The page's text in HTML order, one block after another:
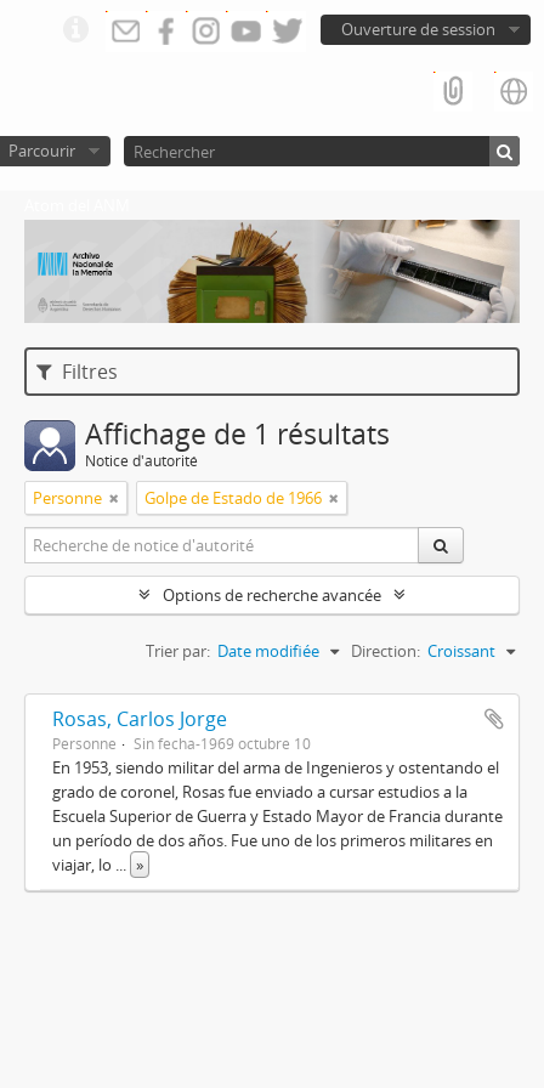
Ouverture de session
Parcourir
Filtres
Affichage de 1 résultats
Notice d'autorité
Personne Golpe de Estado de 1966
Options de recherche avancée
Trier par: Date modifiée Direction: Croissant
Rosas, Carlos Jorge
Personne Sin fecha-1969 octubre 10
En 1953, siendo militar del arma de Ingenieros y ostentando el
grado de coronel, Rosas fue enviado a cursar estudios a la
Escuela Superior de Guerra y Estado Mayor de Francia durante
un período de dos años. Fue uno de los primeros militares en
viajar, lo ... »